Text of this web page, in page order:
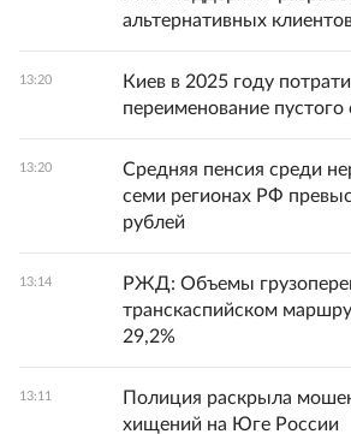
альтернативных
13:20
Киев в 2025 году
переименование
13:20
Средняя пенсия среди
семи регионах РФ
рублей
13:14
РЖД: Объемы
транскаспийском
29,2%
13:11
Полиция раскрыла
хищений на Юге России